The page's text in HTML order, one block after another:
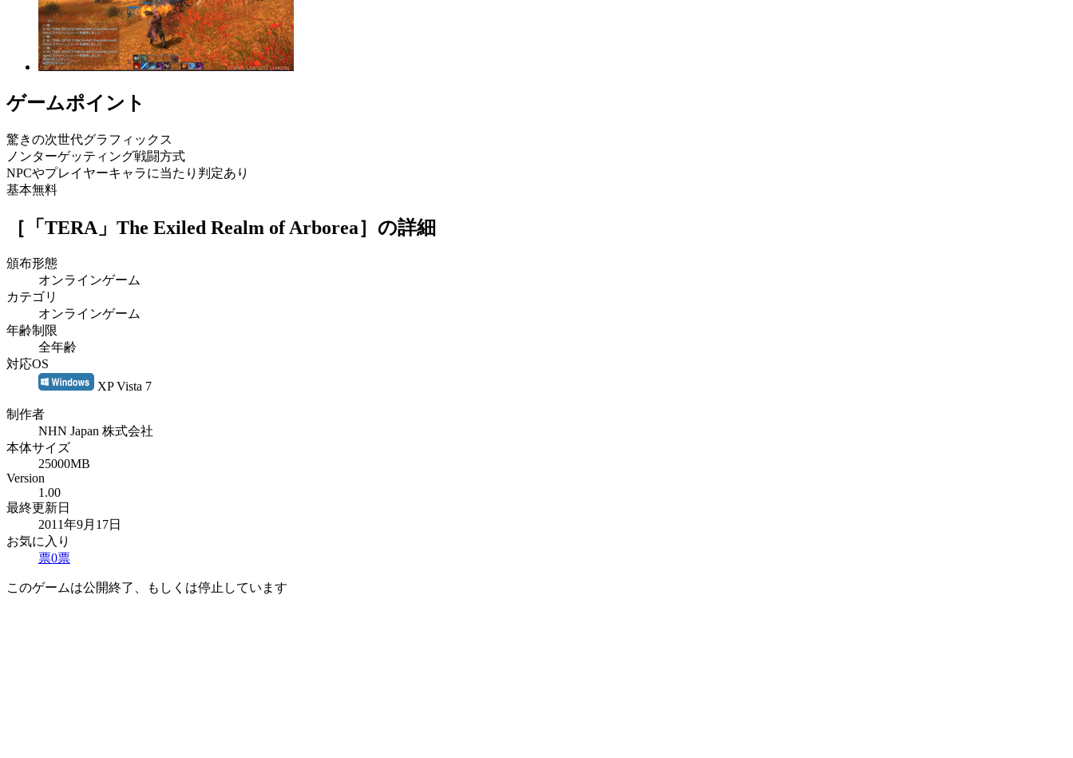
ゲームポイント
驚きの次世代グラフィックス
ノンターゲッティング戦闘方式
NPCやプレイヤーキャラに当たり判定あり
基本無料
［「TERA」The Exiled Realm of Arborea］ の詳細
頒布形態
オンラインゲーム
カテゴリ
オンラインゲーム
年齢制限
全年齢
対応OS
XP Vista 7
制作者
NHN Japan 株式会社
本体サイズ
25000MB
Version
1.00
最終更新日
2011年9月17日
お気に入り
票0票
このゲームは公開終了、もしくは停止しています